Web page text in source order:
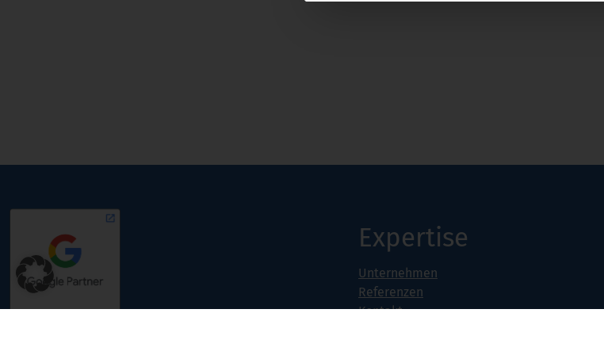
Expertise
Unternehmen
Referenzen
Kontakt